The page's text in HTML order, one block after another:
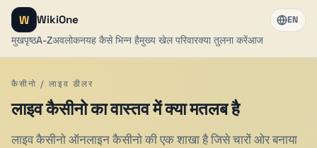
W WikiOne
मुखपृष्ठA-Zअवलोकनयह कैसे भिन्न हैमुख्य खेल परिवारक्या तुलना करेंआज
EN
कैसीनो / लाइव डीलर
लाइव कैसीनो का वास्तव में क्या मतलब है
लाइव कैसीनो ऑनलाइन कैसीनो की एक शाखा है जिसे चारों ओर बनाया